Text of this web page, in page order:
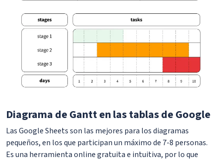
Diagrama de Gantt en las tablas de Google
Las Google Sheets son las mejores para los diagramas
pequeños, en los que participan un máximo de 7-8 personas.
Es una herramienta online gratuita e intuitiva, por lo que